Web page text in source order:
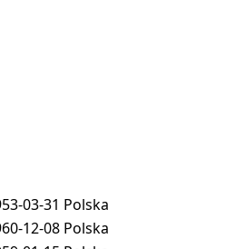
03-31 Polska
12-08 Polska